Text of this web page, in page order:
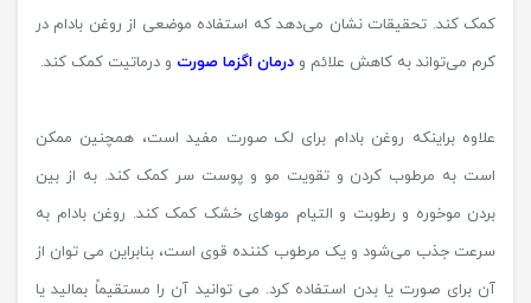
کمک کند. تحقیقات نشان می‌دهد که استفاده موضعی از روغن بادام در
کرم می‌تواند به کاهش علائم و درمان اگزما صورت و درماتیت کمک کند.
علاوه براینکه روغن بادام برای لک صورت مفید است، همچنین ممکن
است به مرطوب کردن و تقویت مو و پوست سر کمک کند. به از بین
بردن موخوره و رطوبت و التیام موهای خشک کمک کند. روغن بادام به
سرعت جذب می‌شود و یک مرطوب کننده قوی است، بنابراین می توان از
آن برای صورت یا بدن استفاده کرد. می توانید آن را مستقیماً بمالید یا